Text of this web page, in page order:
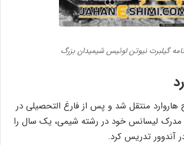
گیلبرت نیوتن لوئیس شیمیدان بزرگ
به کالج هاروارد منتقل شد و پس از فارغ التحصیلی در
دریافت مدرک لیسانس خود در رشته شیمی، یک سال را
آندوور تدریس کرد.